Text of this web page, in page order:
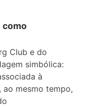
como
Club e do
simbólica:
à
mesmo tempo,